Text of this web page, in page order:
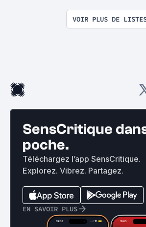
VOIR PLUS DE
SensCritique
poche.
Téléchargez l’app SensCritique.
Explorez. Vibrez. Partagez.
EN SAVOIR PLUS